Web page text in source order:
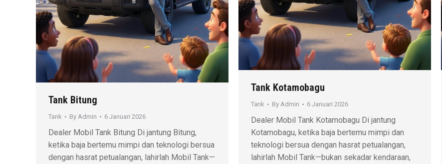
Tank Kotamobagu
Tank By Admin 6 Januari 2026
Dealer Mobil Tank Kotamobagu Di jantung
Kotamobagu, ketika baja bertemu mimpi dan
teknologi bersua dengan hasrat petualangan,
lahirlah Mobil Tank—bukan sekadar kendaraan,
Tank Bitung
Tank By Admin 6 Januari 2026
Dealer Mobil Tank Bitung Di jantung Bitung,
ketika baja bertemu mimpi dan teknologi bersua
dengan hasrat petualangan, lahirlah Mobil Tank—